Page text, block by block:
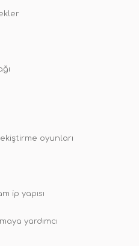
oyunları
ip yapısı
yardımcı